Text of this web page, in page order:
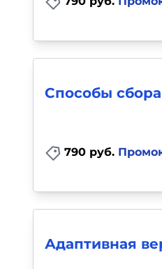
Способы
790 руб.
Адаптивная